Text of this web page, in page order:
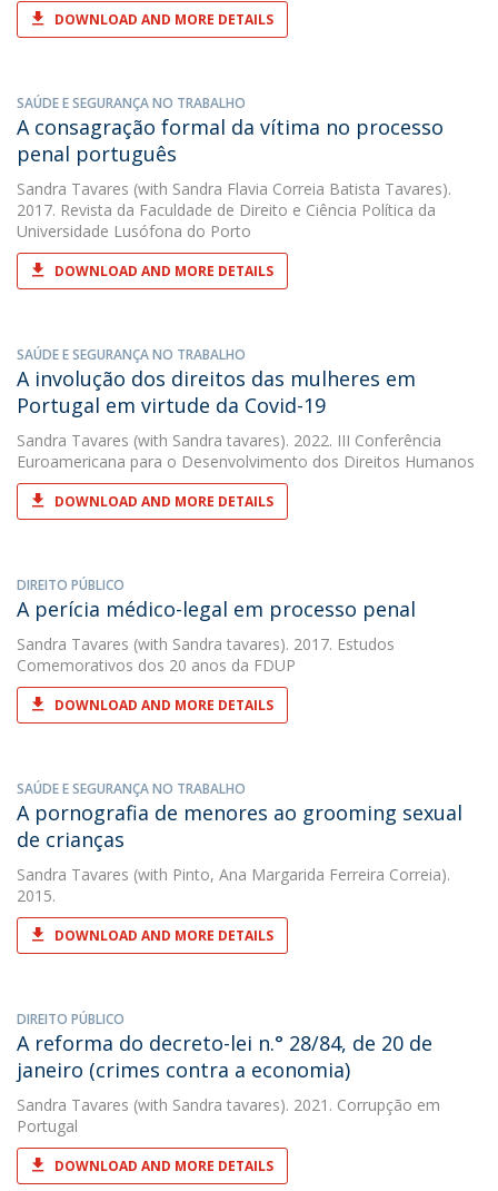
DOWNLOAD AND MORE DETAILS
SAÚDE E SEGURANÇA NO TRABALHO
A consagração formal da vítima no processo
penal português
Sandra Tavares (with Sandra Flavia Correia Batista Tavares).
2017. Revista da Faculdade de Direito e Ciência Política da
Universidade Lusófona do Porto
DOWNLOAD AND MORE DETAILS
SAÚDE E SEGURANÇA NO TRABALHO
A involução dos direitos das mulheres em
Portugal em virtude da Covid-19
Sandra Tavares (with Sandra tavares). 2022. III Conferência
Euroamericana para o Desenvolvimento dos Direitos Humanos
DOWNLOAD AND MORE DETAILS
DIREITO PÚBLICO
A perícia médico-legal em processo penal
Sandra Tavares (with Sandra tavares). 2017. Estudos
Comemorativos dos 20 anos da FDUP
DOWNLOAD AND MORE DETAILS
SAÚDE E SEGURANÇA NO TRABALHO
A pornografia de menores ao grooming sexual
de crianças
Sandra Tavares (with Pinto, Ana Margarida Ferreira Correia).
2015.
DOWNLOAD AND MORE DETAILS
DIREITO PÚBLICO
A reforma do decreto-lei n.° 28/84, de 20 de
janeiro (crimes contra a economia)
Sandra Tavares (with Sandra tavares). 2021. Corrupção em
Portugal
DOWNLOAD AND MORE DETAILS